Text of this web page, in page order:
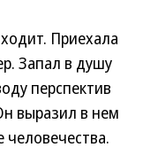
Приехала
Запал в душу
перспектив
выразил в нем